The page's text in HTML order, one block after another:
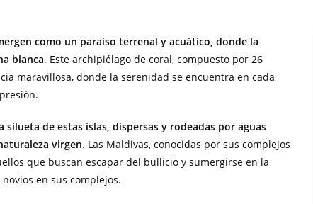
como un paraíso terrenal y acuático, donde la
blanca. Este archipiélago de coral, compuesto por 26
maravillosa, donde la serenidad se encuentra en cada
silueta de estas islas, dispersas y rodeadas por aguas
virgen. Las Maldivas, conocidas por sus complejos
que buscan escapar del bullicio y sumergirse en la
en sus complejos.